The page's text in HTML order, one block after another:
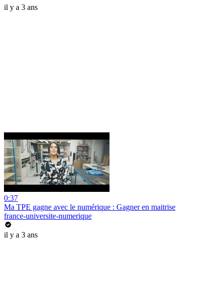
il y a 3 ans
0:37
Ma TPE gagne avec le numérique : Gagner en maitrise
france-universite-numerique
il y a 3 ans